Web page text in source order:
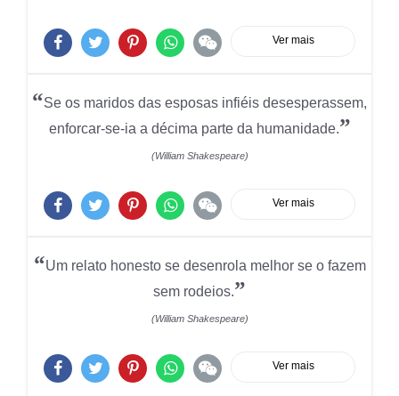
Ver mais
“Se os maridos das esposas infiéis desesperassem,
enforcar-se-ia a décima parte da humanidade.”
(William Shakespeare)
Ver mais
“Um relato honesto se desenrola melhor se o fazem
sem rodeios.”
(William Shakespeare)
Ver mais